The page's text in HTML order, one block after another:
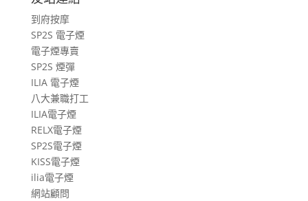
遊
文
章
到府按摩
SP2S 電子煙
電子煙專賣
SP2S 煙彈
ILIA 電子煙
八大兼職打工
ILIA電子煙
RELX電子煙
SP2S電子煙
KISS電子煙
ilia電子煙
網站顧問